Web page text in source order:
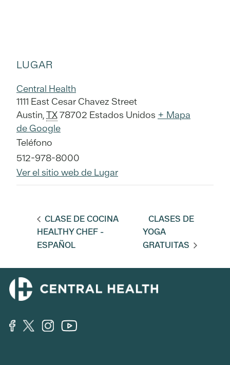
LUGAR
Central Health
1111 East Cesar Chavez Street
Austin,TX78702 Estados Unidos + Mapa
de Google
Teléfono
512-978-8000
Ver el sitio web de Lugar
CLASE DE COCINA
HEALTHY CHEF -
ESPAÑOL
CLASES DE
YOGA
GRATUITAS